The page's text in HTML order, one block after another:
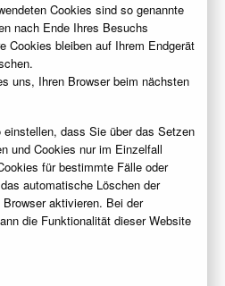
Cookies sind so genannte
nach Ende Ihres Besuchs
Cookies bleiben auf Ihrem Endgerät
uns, Ihren Browser beim nächsten
dass Sie über das Setzen
und Cookies nur im Einzelfall
für bestimmte Fälle oder
automatische Löschen der
aktivieren. Bei der
die Funktionalität dieser Website